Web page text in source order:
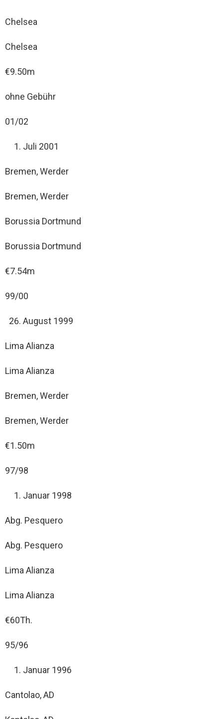
Chelsea
Chelsea
€9.50m
ohne Gebühr
01/02
Juli 2001
Bremen, Werder
Bremen, Werder
Borussia Dortmund
Borussia Dortmund
€7.54m
99/00
August 1999
Lima Alianza
Lima Alianza
Bremen, Werder
Bremen, Werder
€1.50m
97/98
Januar 1998
Abg. Pesquero
Abg. Pesquero
Lima Alianza
Lima Alianza
€60Th.
95/96
Januar 1996
Cantolao, AD